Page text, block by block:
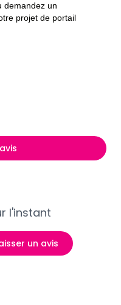
demandez un
projet de portail
l'instant
un avis